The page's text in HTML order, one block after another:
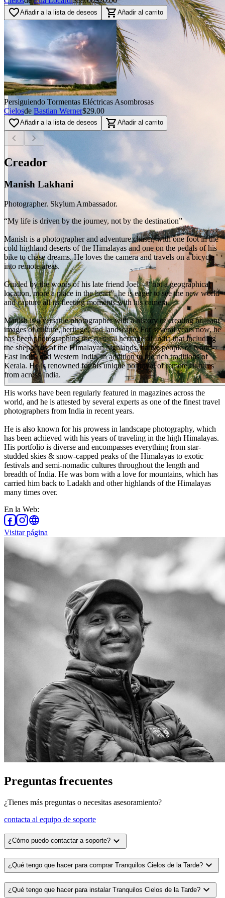
favorite_borderAñadir a la lista de deseos shopping_cart Añadir al carrito
Persiguiendo Tormentas Eléctricas Asombrosas
Cielosde Bastian Werner$29.00
favorite_borderAñadir a la lista de deseos shopping_cart Añadir al carrito
chevron_left chevron_right
Creador
Manish Lakhani
Photographer. Skylum Ambassador.
“My life is driven by the journey, not by the destination”
Manish is a photographer and adventure chaser, with one foot in the
cold highland deserts of the Himalayas and one on the pedals of his
bike to chase dreams. He loves the camera and travels on a bicycle
into remote areas.
Guided by the words of his late friend Joel —“not a geographical
location, more a place in the heart”, he is eager to see the new world
and capture all its fleeting moments with his camera.
Manish is a versatile photographer with a history of creating brilliant
images of culture, heritage, and landscape. For several years now, he
has been photographing the cultural heritage of India that including
the shepherds of the Himalayan highlands, native people of North-
East India, and Western India, in addition to the rich traditions of
Kerala. He is renowned for his unique portrayal of remote cultures
from across India.
His works have been regularly featured in magazines across the
world, and he is attested by several experts as one of the finest travel
photographers from India in recent years.
He is also known for his prowess in landscape photography, which
has been achieved with his years of traveling in the high Himalayas.
His portfolio is diverse and encompasses everything from star-
studded skies & snow-capped peaks of the Himalayas to exotic
festivals and semi-nomadic cultures throughout the length and
breadth of India. He was born with a love for mountains, which has
carried him back to Ladakh and other highlands of the Himalayas
many times over.
En la Web:
Visitar página
Preguntas frecuentes
¿Tienes más preguntas o necesitas asesoramiento?
contacta al equipo de soporte
¿Cómo puedo contactar a soporte? expand_more
¿Qué tengo que hacer para comprar Tranquilos Cielos de la Tarde? expand_more
¿Qué tengo que hacer para instalar Tranquilos Cielos de la Tarde? expand_more